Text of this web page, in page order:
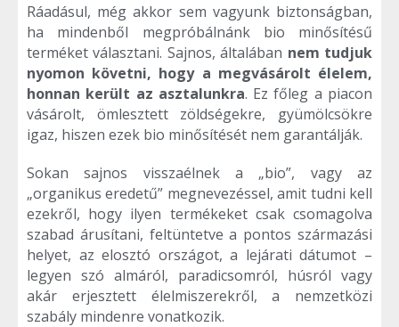
Ráadásul, még akkor sem vagyunk biztonságban,
ha mindenből megpróbálnánk bio minősítésű
terméket választani. Sajnos, általában nem tudjuk
nyomon követni, hogy a megvásárolt élelem,
honnan került az asztalunkra. Ez főleg a piacon
vásárolt, ömlesztett zöldségekre, gyümölcsökre
igaz, hiszen ezek bio minősítését nem garantálják.
Sokan sajnos visszaélnek a „bio”, vagy az
„organikus eredetű” megnevezéssel, amit tudni kell
ezekről, hogy ilyen termékeket csak csomagolva
szabad árusítani, feltüntetve a pontos származási
helyet, az elosztó országot, a lejárati dátumot –
legyen szó almáról, paradicsomról, húsról vagy
akár erjesztett élelmiszerekről, a nemzetközi
szabály mindenre vonatkozik.